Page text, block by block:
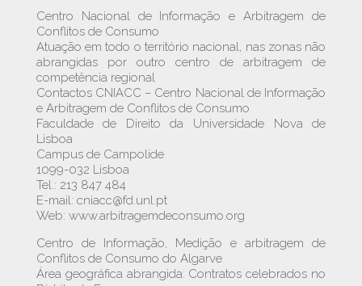
Centro Nacional de Informação e Arbitragem de
Conflitos de Consumo
Atuação em todo o território nacional, nas zonas não
abrangidas por outro centro de arbitragem de
competência regional
Contactos CNIACC – Centro Nacional de Informação
e Arbitragem de Conflitos de Consumo
Faculdade de Direito da Universidade Nova de
Lisboa
Campus de Campolide
1099-032 Lisboa
Tel.: 213 847 484
E-mail: cniacc@fd.unl.pt
Web: www.arbitragemdeconsumo.org
Centro de Informação, Medição e arbitragem de
Conflitos de Consumo do Algarve
Área geográfica abrangida: Contratos celebrados no